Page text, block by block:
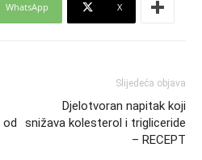
WhatsApp X
Slijedeća objava
Djelotvoran napitak koji
snižava kolesterol i trigliceride
– RECEPT